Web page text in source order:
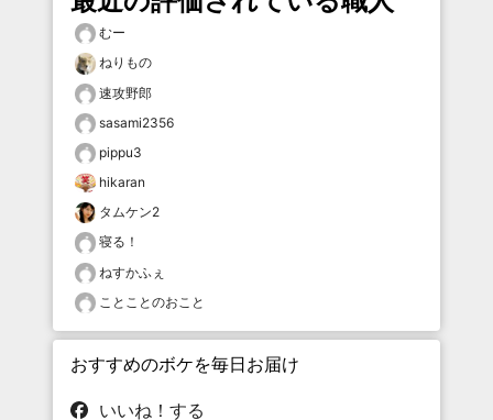
むー
ねりもの
速攻野郎
sasami2356
pippu3
hikaran
タムケン2
寝る！
ねすかふぇ
ことことのおこと
おすすめのボケを毎日お届け
いいね！する